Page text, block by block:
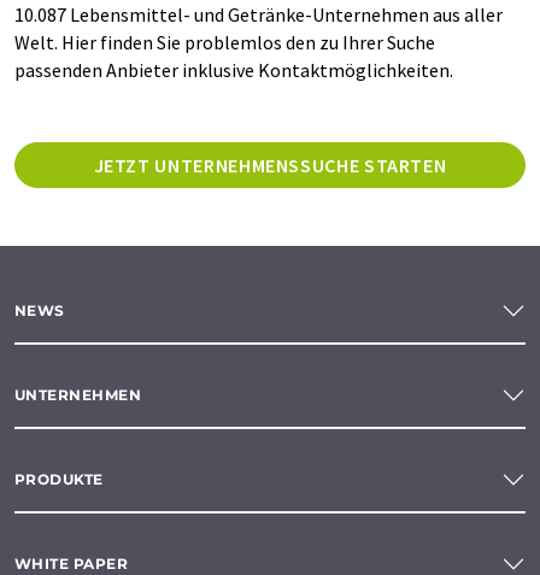
10.087 Lebensmittel- und Getränke-Unternehmen aus aller
Welt. Hier finden Sie problemlos den zu Ihrer Suche
passenden Anbieter inklusive Kontaktmöglichkeiten.
JETZT UNTERNEHMENSSUCHE STARTEN
NEWS
UNTERNEHMEN
PRODUKTE
WHITE PAPER